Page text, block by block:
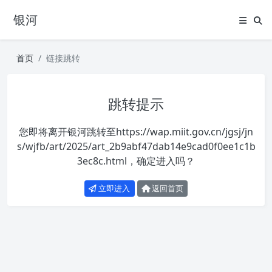
银河
首页 链接跳转
跳转提示
您即将离开银河跳转至https://wap.miit.gov.cn/jgsj/jn
s/wjfb/art/2025/art_2b9abf47dab14e9cad0f0ee1c1b
3ec8c.html ，确定进入吗？
立即进入 返回首页